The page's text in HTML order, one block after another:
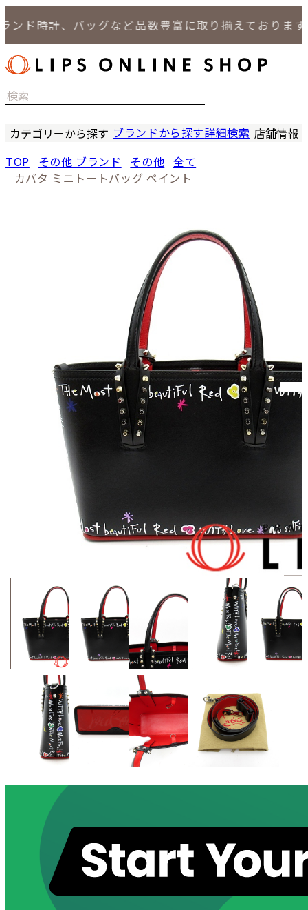
時計、バッグなど品数豊富に取り揃えております。
カテゴリーから探す
バッグ
小物
ブランドから探す詳細検索 店舗情報
TOP その他 ブランド その他 全て
カバタ ミニトートバッグ ペイント